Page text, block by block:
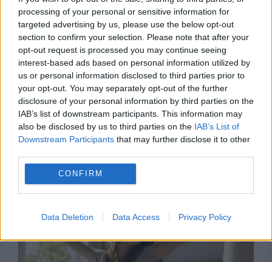
processing of your personal or sensitive information for
targeted advertising by us, please use the below opt-out
section to confirm your selection. Please note that after your
opt-out request is processed you may continue seeing
interest-based ads based on personal information utilized by
us or personal information disclosed to third parties prior to
your opt-out. You may separately opt-out of the further
disclosure of your personal information by third parties on the
IAB’s list of downstream participants. This information may
also be disclosed by us to third parties on the IAB’s List of
Downstream Participants that may further disclose it to other
CONFIRM
Data Deletion Data Access Privacy Policy
Recomandările noastre